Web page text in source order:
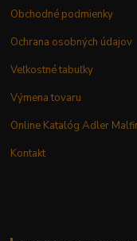
Obchodné podmienky
Ochrana osobných údajov
Veľkostné tabuľky
Výmena tovaru
Online Katalóg Adler
Kontakt